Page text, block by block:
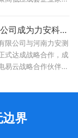
川开科技有限公司成为力安科技电易云战略合作伙伴，共创智能配电新未来!
限公司与河南力安测
式达成战略合作，成
易云战略合作伙伴...
边界